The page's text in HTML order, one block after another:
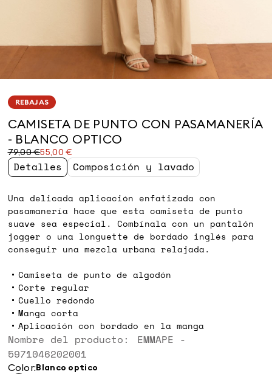
REBAJAS
CAMISETA DE PUNTO CON PASAMANERÍA
- BLANCO OPTICO
79,00 €55,00 €
Precio
original
79,00
Precio
actual
55,00
Detalles Composición y lavado
Una delicada aplicación enfatizada con
pasamanería hace que esta camiseta de punto
suave sea especial. Combínala con un pantalón
jogger o una longuette de bordado inglés para
conseguir una mezcla urbana relajada.
Camiseta de punto de algodón
Corte regular
Cuello redondo
Manga corta
Aplicación con bordado en la manga
Nombre del producto: EMMAPE -
5971046202001
Color: blanco optico